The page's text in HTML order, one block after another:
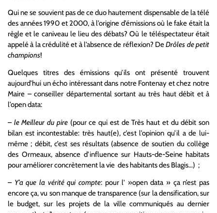
Qui ne se souvient pas de ce duo hautement dispensable de la télé
des années 1990 et 2000, à l’origine d’émissions où le fake était la
règle et le caniveau le lieu des débats? Où le téléspectateur était
appelé à la crédulité et à l’absence de réflexion? DeDrôles de petit
champions!
Quelques titres des émissions qu’ils ont présenté trouvent
aujourd’hui un écho intéressant dans notre Fontenay et chez notre
Maire – conseiller départemental sortant au très haut débit et à
l’open data:
– le Meilleur du pire (pour ce qui est de Très haut et du débit son
bilan est incontestable: très haut(e), c’est l’opinion qu’il a de lui-
même ; débit, c’est ses résultats (absence de soutien du collège
des Ormeaux, absence d’influence sur Hauts-de-Seine habitats
pour améliorer concrètement la vie des habitants des Blagis…) ;
– Y’a que la vérité qui compte: pour l' »open data » ça n’est pas
encore ça, vu son manque de transparence (sur la densification, sur
le budget, sur les projets de la ville communiqués au dernier